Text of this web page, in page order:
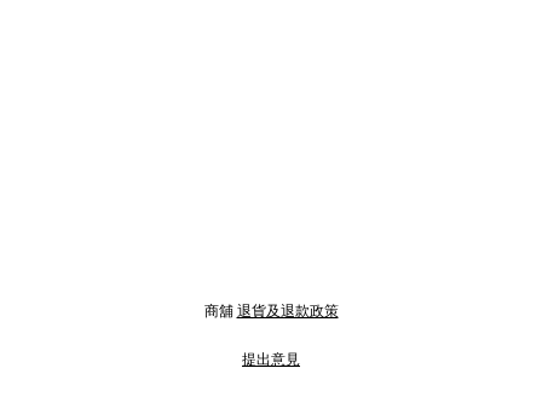
商舖 退貨及退款政策
提出意見